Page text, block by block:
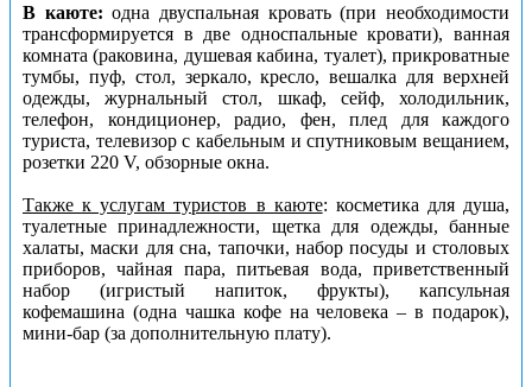
В каюте: одна двуспальная кровать (при необходимости
трансформируется в две односпальные кровати), ванная
комната (раковина, душевая кабина, туалет), прикроватные
тумбы, пуф, стол, зеркало, кресло, вешалка для верхней
одежды, журнальный стол, шкаф, сейф, холодильник,
телефон, кондиционер, радио, фен, плед для каждого
туриста, телевизор с кабельным и спутниковым вещанием,
розетки 220 V, обзорные окна.
Также к услугам туристов в каюте: косметика для душа,
туалетные принадлежности, щетка для одежды, банные
халаты, маски для сна, тапочки, набор посуды и столовых
приборов, чайная пара, питьевая вода, приветственный
набор (игристый напиток, фрукты), капсульная
кофемашина (одна чашка кофе на человека – в подарок),
мини-бар (за дополнительную плату).